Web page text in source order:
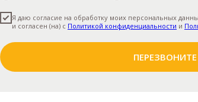
Я даю согласие на обработку моих персональных
и согласен (на) с Политикой конфиденциальности и